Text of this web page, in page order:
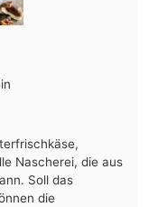
Nascherei, die aus
Soll das
die